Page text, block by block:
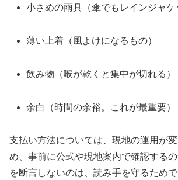
小さめの雨具（傘でもレインジャケ
薄い上着（風よけになるもの）
飲み物（喉が乾くと集中が切れる）
余白（時間の余裕。これが最重要）
支払い方法については、現地の運用が
め、事前に公式や現地案内で確認する
を断言しないのは、読み手を守るためで